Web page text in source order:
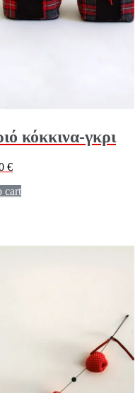
κόκκινα-γκρι
€
cart